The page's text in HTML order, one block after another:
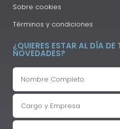
Sobre cookies
Términos y condiciones
¿QUIERES ESTAR AL DÍA DE
NOVEDADES?